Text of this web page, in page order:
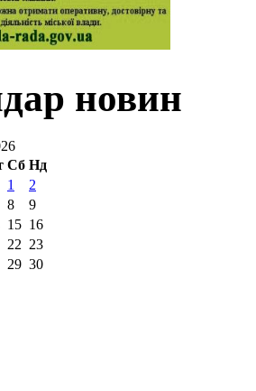
новин
Сб Нд
1
2
8
9
15 16
22 23
29 30